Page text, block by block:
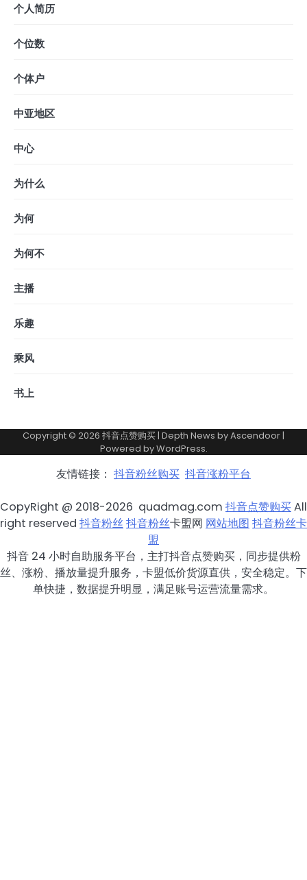
个人简历
个位数
个体户
中亚地区
中心
为什么
为何
为何不
主播
乐趣
乘风
书上
Copyright © 2026 抖音点赞购买| Depth News byAscendoor|
Powered byWordPress.
友情链接： 抖音粉丝购买 抖音涨粉平台
CopyRight @ 2018-2026 quadmag.com 抖音点赞购买All
right reserved 抖音粉丝抖音粉丝卡盟网 网站地图 抖音粉丝卡
盟
抖音 24 小时自助服务平台，主打抖音点赞购买，同步提供粉
丝、涨粉、播放量提升服务，卡盟低价货源直供，安全稳定。下
单快捷，数据提升明显，满足账号运营流量需求。